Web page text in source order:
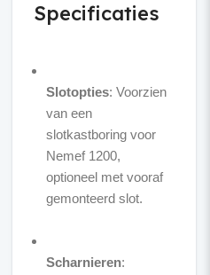
Specificaties
Slotopties: Voorzien
van een
slotkastboring voor
Nemef 1200,
optioneel met vooraf
gemonteerd slot.
Scharnieren: